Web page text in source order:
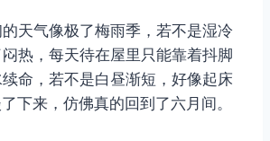
天气像极了梅雨季，若不是湿冷
热，每天待在屋里只能靠着抖脚
命，若不是白昼渐短，好像起床
下来，仿佛真的回到了六月间。